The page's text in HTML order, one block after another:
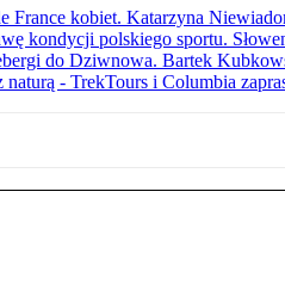
France kobiet. Katarzyna
kondycji polskiego sportu.
do Dziwnowa. Bartek
naturą - TrekTours i Columbia